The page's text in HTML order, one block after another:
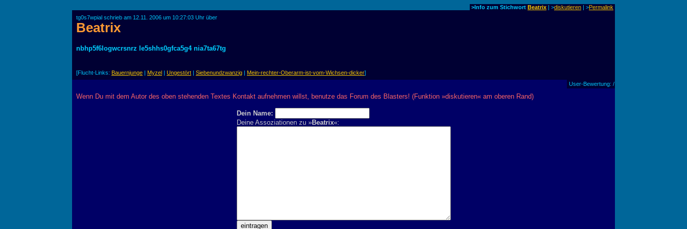
>Info zum Stichwort Beatrix | >diskutieren | >Permalink
tg0s7wpial schrieb am 12.11. 2006 um 10:27:03 Uhr über
Beatrix
nbhp5f6logwcrsnrz le5shhs0gfca5g4 nia7ta67tg
[Flucht-Links: Bauernjunge | Myzel | Ungestört | Siebenundzwanzig | Mein-rechter-Oberarm-ist-vom-Wichsen-dicker]
User-Bewertung: /
Wenn Du mit dem Autor des oben stehenden Textes Kontakt aufnehmen willst, benutze das Forum des Blasters! (Funktion »diskutieren« am oberen Rand)
Dein Name:
Deine Assoziationen zu »Beatrix«: